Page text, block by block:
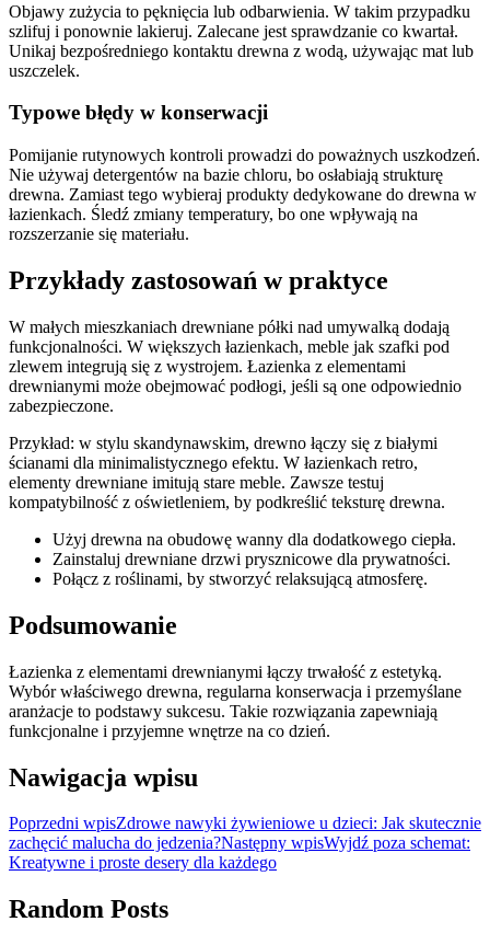
Objawy zużycia to pęknięcia lub odbarwienia. W takim przypadku
szlifuj i ponownie lakieruj. Zalecane jest sprawdzanie co kwartał.
Unikaj bezpośredniego kontaktu drewna z wodą, używając mat lub
uszczelek.
Typowe błędy w konserwacji
Pomijanie rutynowych kontroli prowadzi do poważnych uszkodzeń.
Nie używaj detergentów na bazie chloru, bo osłabiają strukturę
drewna. Zamiast tego wybieraj produkty dedykowane do drewna w
łazienkach. Śledź zmiany temperatury, bo one wpływają na
rozszerzanie się materiału.
Przykłady zastosowań w praktyce
W małych mieszkaniach drewniane półki nad umywalką dodają
funkcjonalności. W większych łazienkach, meble jak szafki pod
zlewem integrują się z wystrojem. Łazienka z elementami
drewnianymi może obejmować podłogi, jeśli są one odpowiednio
zabezpieczone.
Przykład: w stylu skandynawskim, drewno łączy się z białymi
ścianami dla minimalistycznego efektu. W łazienkach retro,
elementy drewniane imitują stare meble. Zawsze testuj
kompatybilność z oświetleniem, by podkreślić teksturę drewna.
Użyj drewna na obudowę wanny dla dodatkowego ciepła.
Zainstaluj drewniane drzwi prysznicowe dla prywatności.
Połącz z roślinami, by stworzyć relaksującą atmosferę.
Podsumowanie
Łazienka z elementami drewnianymi łączy trwałość z estetyką.
Wybór właściwego drewna, regularna konserwacja i przemyślane
aranżacje to podstawy sukcesu. Takie rozwiązania zapewniają
funkcjonalne i przyjemne wnętrze na co dzień.
Nawigacja wpisu
Poprzedni wpisZdrowe nawyki żywieniowe u dzieci: Jak skutecznie
zachęcić malucha do jedzenia?Następny wpisWyjdź poza schemat:
Kreatywne i proste desery dla każdego
Random Posts